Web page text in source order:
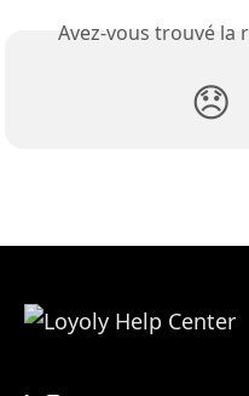
Avez-vous trouvé la
😞